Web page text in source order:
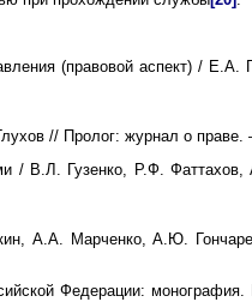
(правовой аспект) /
// Пролог: журнал о
/ В.Л. Гузенко, Р.Ф.
А.А. Марченко, А.Ю.
Федерации: